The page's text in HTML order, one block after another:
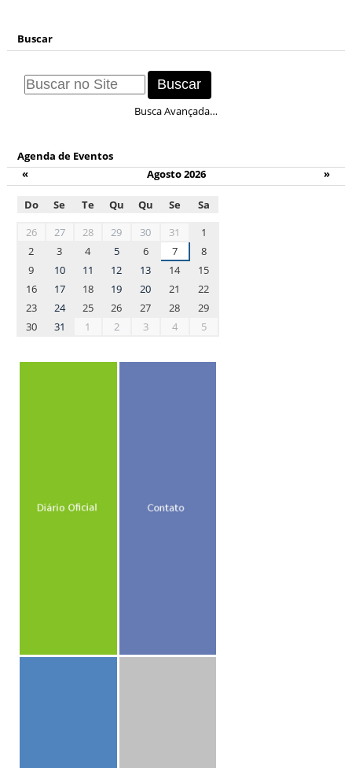
Buscar
Busca Avançada…
Agenda de Eventos
«
Agosto 2026 »
Do Se Te Qu Qu Se
Sa
26
27 28 29 30 31
1
2
3 4 5 6 7
8
9
10 11 12 13 14
15
16
17 18 19 20 21
22
23
24 25 26 27 28
29
30
31 1 2 3 4 5